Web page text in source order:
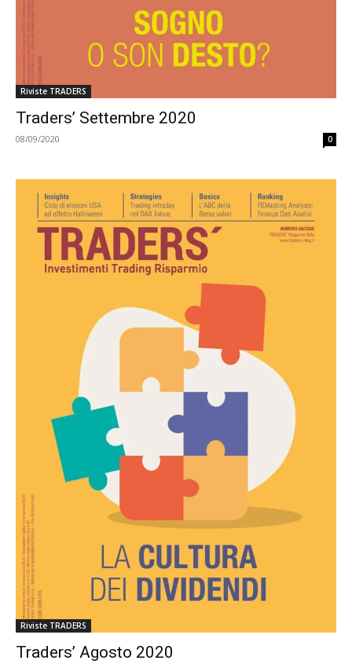
Riviste TRADERS
Traders’ Settembre 2020
08/09/2020 0
Riviste TRADERS
Traders’ Agosto 2020